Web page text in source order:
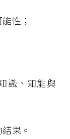
性；
識、知能與
果。